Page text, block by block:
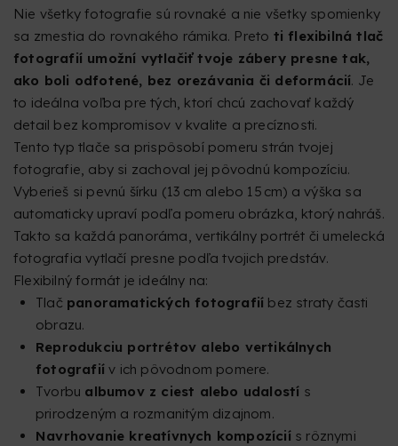
Nie všetky fotografie sú rovnaké a nie všetky spomienky
sa zmestia do rovnakého rámika. Preto ti flexibilná tlač
fotografií umožní vytlačiť tvoje zábery presne tak,
ako boli odfotené, bez orezávania či deformácií. Je
to ideálna voľba pre tých, ktorí chcú zachovať každý
detail bez kompromisov v kvalite a precíznosti.
Tento typ tlače sa prispôsobí pomeru strán tvojej
fotografie, aby si zachoval jej pôvodnú kompozíciu.
Vyberieš si pevnú šírku (13 cm alebo 15 cm) a výška sa
automaticky upraví podľa pomeru obrázka, ktorý nahráš.
Takto sa každá panoráma, vertikálny portrét či umelecká
fotografia vytlačí presne podľa tvojich predstáv.
Flexibilný formát je ideálny na:
Tlač panoramatických fotografií bez straty časti
obrazu.
Reprodukciu portrétov alebo vertikálnych
fotografií v ich pôvodnom pomere.
Tvorbu albumov z ciest alebo udalostí s
prirodzeným a rozmanitým dizajnom.
Navrhovanie kreatívnych kompozíciís rôznymi